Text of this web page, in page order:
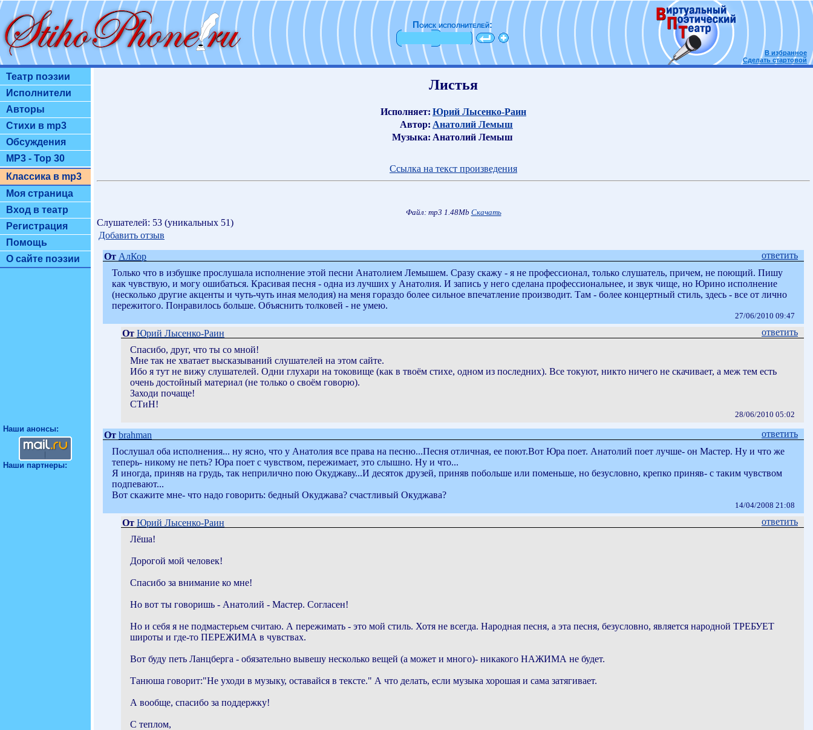
Поиск исполнителей:
В избранное
Сделать стартовой
Театр поэзии
Исполнители
Авторы
Стихи в mp3
Обсуждения
MP3 - Top 30
Классика в mp3
Моя страница
Вход в театр
Регистрация
Помощь
О сайте поэзии
Наши анонсы:
Наши партнеры:
Листья
Исполняет: Юрий Лысенко-Раин
Автор: Анатолий Лемыш
Музыка: Анатолий Лемыш
Ссылка на текст произведения
Файл: mp3 1.48Mb Скачать
Слушателей: 53 (уникальных 51)
Добавить отзыв
От АлКор
ответить
Только что в избушке прослушала исполнение этой песни Анатолием Лемышем. Сразу скажу - я не профессионал, только слушатель, причем, не поющий. Пишу
как чувствую, и могу ошибаться. Красивая песня - одна из лучших у Анатолия. И запись у него сделана профессиональнее, и звук чище, но Юрино исполнение
(несколько другие акценты и чуть-чуть иная мелодия) на меня гораздо более сильное впечатление производит. Там - более концертный стиль, здесь - все от лично
пережитого. Понравилось больше. Объяснить толковей - не умею.
27/06/2010 09:47
От Юрий Лысенко-Раин
ответить
Спасибо, друг, что ты со мной!
Мне так не хватает высказываний слушателей на этом сайте.
Ибо я тут не вижу слушателей. Одни глухари на токовище (как в твоём стихе, одном из последних). Все токуют, никто ничего не скачивает, а меж тем есть
очень достойный материал (не только о своём говорю).
Заходи почаще!
СТиН!
28/06/2010 05:02
От brahman
ответить
Послушал оба исполнения... ну ясно, что у Анатолия все права на песню...Песня отличная, ее поют.Вот Юра поет. Анатолий поет лучше- он Мастер. Ну и что же
теперь- никому не петь? Юра поет с чувством, пережимает, это слышно. Ну и что...
Я иногда, приняв на грудь, так неприлично пою Окуджаву...И десяток друзей, приняв побольше или поменьше, но безусловно, крепко приняв- с таким чувством
подпевают...
Вот скажите мне- что надо говорить: бедный Окуджава? счастливый Окуджава?
14/04/2008 21:08
От Юрий Лысенко-Раин
ответить
Лёша!
Дорогой мой человек!
Спасибо за внимание ко мне!
Но вот ты говоришь - Анатолий - Мастер. Согласен!
Но и себя я не подмастерьем считаю. А пережимать - это мой стиль. Хотя не всегда. Народная песня, а эта песня, безусловно, является народной ТРЕБУЕТ
широты и где-то ПЕРЕЖИМА в чувствах.
Вот буду петь Ланцберга - обязательно вывешу несколько вещей (а может и много)- никакого НАЖИМА не будет.
Танюша говорит:"Не уходи в музыку, оставайся в тексте." А что делать, если музыка хорошая и сама затягивает.
А вообще, спасибо за поддержку!
С теплом,